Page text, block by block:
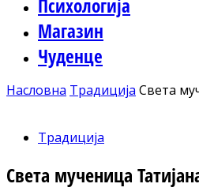
Психологија
Магазин
Чуденце
Насловна Традиција Света
Традиција
Света мученица